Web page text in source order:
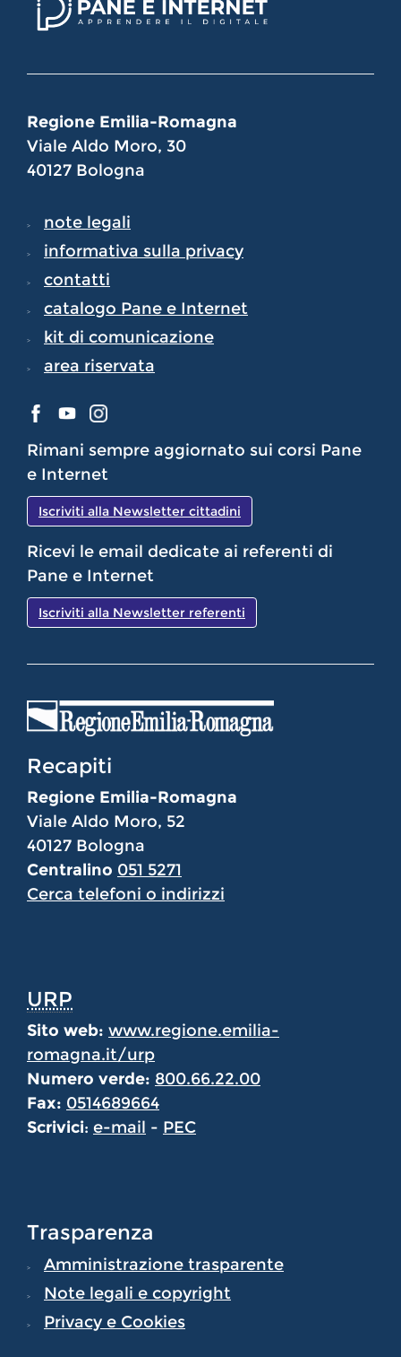
Regione Emilia-Romagna
Viale Aldo Moro, 30
40127 Bologna
note legali
informativa sulla privacy
contatti
catalogo Pane e Internet
kit di comunicazione
area riservata
Rimani sempre aggiornato sui corsi Pane
e Internet
Iscriviti alla Newsletter cittadini
Ricevi le email dedicate ai referenti di
Pane e Internet
Iscriviti alla Newsletter referenti
Recapiti
Regione Emilia-Romagna
Viale Aldo Moro, 52
40127 Bologna
Centralino 051 5271
Cerca telefoni o indirizzi
URP
Sito web: www.regione.emilia-
romagna.it/urp
Numero verde: 800.66.22.00
Fax: 0514689664
Scrivici: e-mail - PEC
Trasparenza
Amministrazione trasparente
Note legali e copyright
Privacy e Cookies